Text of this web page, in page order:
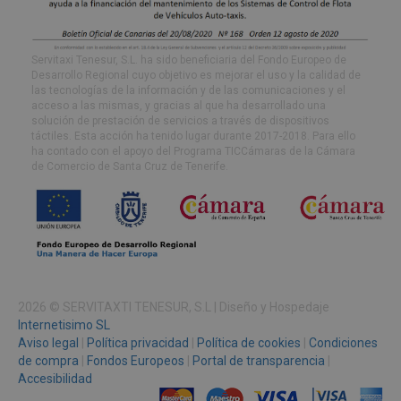
Servitaxi Tenesur, S.L. ha sido beneficiaria del Fondo Europeo de
Desarrollo Regional cuyo objetivo es mejorar el uso y la calidad de
las tecnologías de la información y de las comunicaciones y el
acceso a las mismas, y gracias al que ha desarrollado una
solución de prestación de servicios a través de dispositivos
táctiles. Esta acción ha tenido lugar durante 2017-2018. Para ello
ha contado con el apoyo del Programa TICCámaras de la Cámara
de Comercio de Santa Cruz de Tenerife.
2026 © SERVITAXTI TENESUR, S.L | Diseño y Hospedaje
Internetisimo SL
Aviso legal
Política privacidad Política de cookies
Condiciones
de compra
Fondos Europeos Portal de transparencia
Accesibilidad